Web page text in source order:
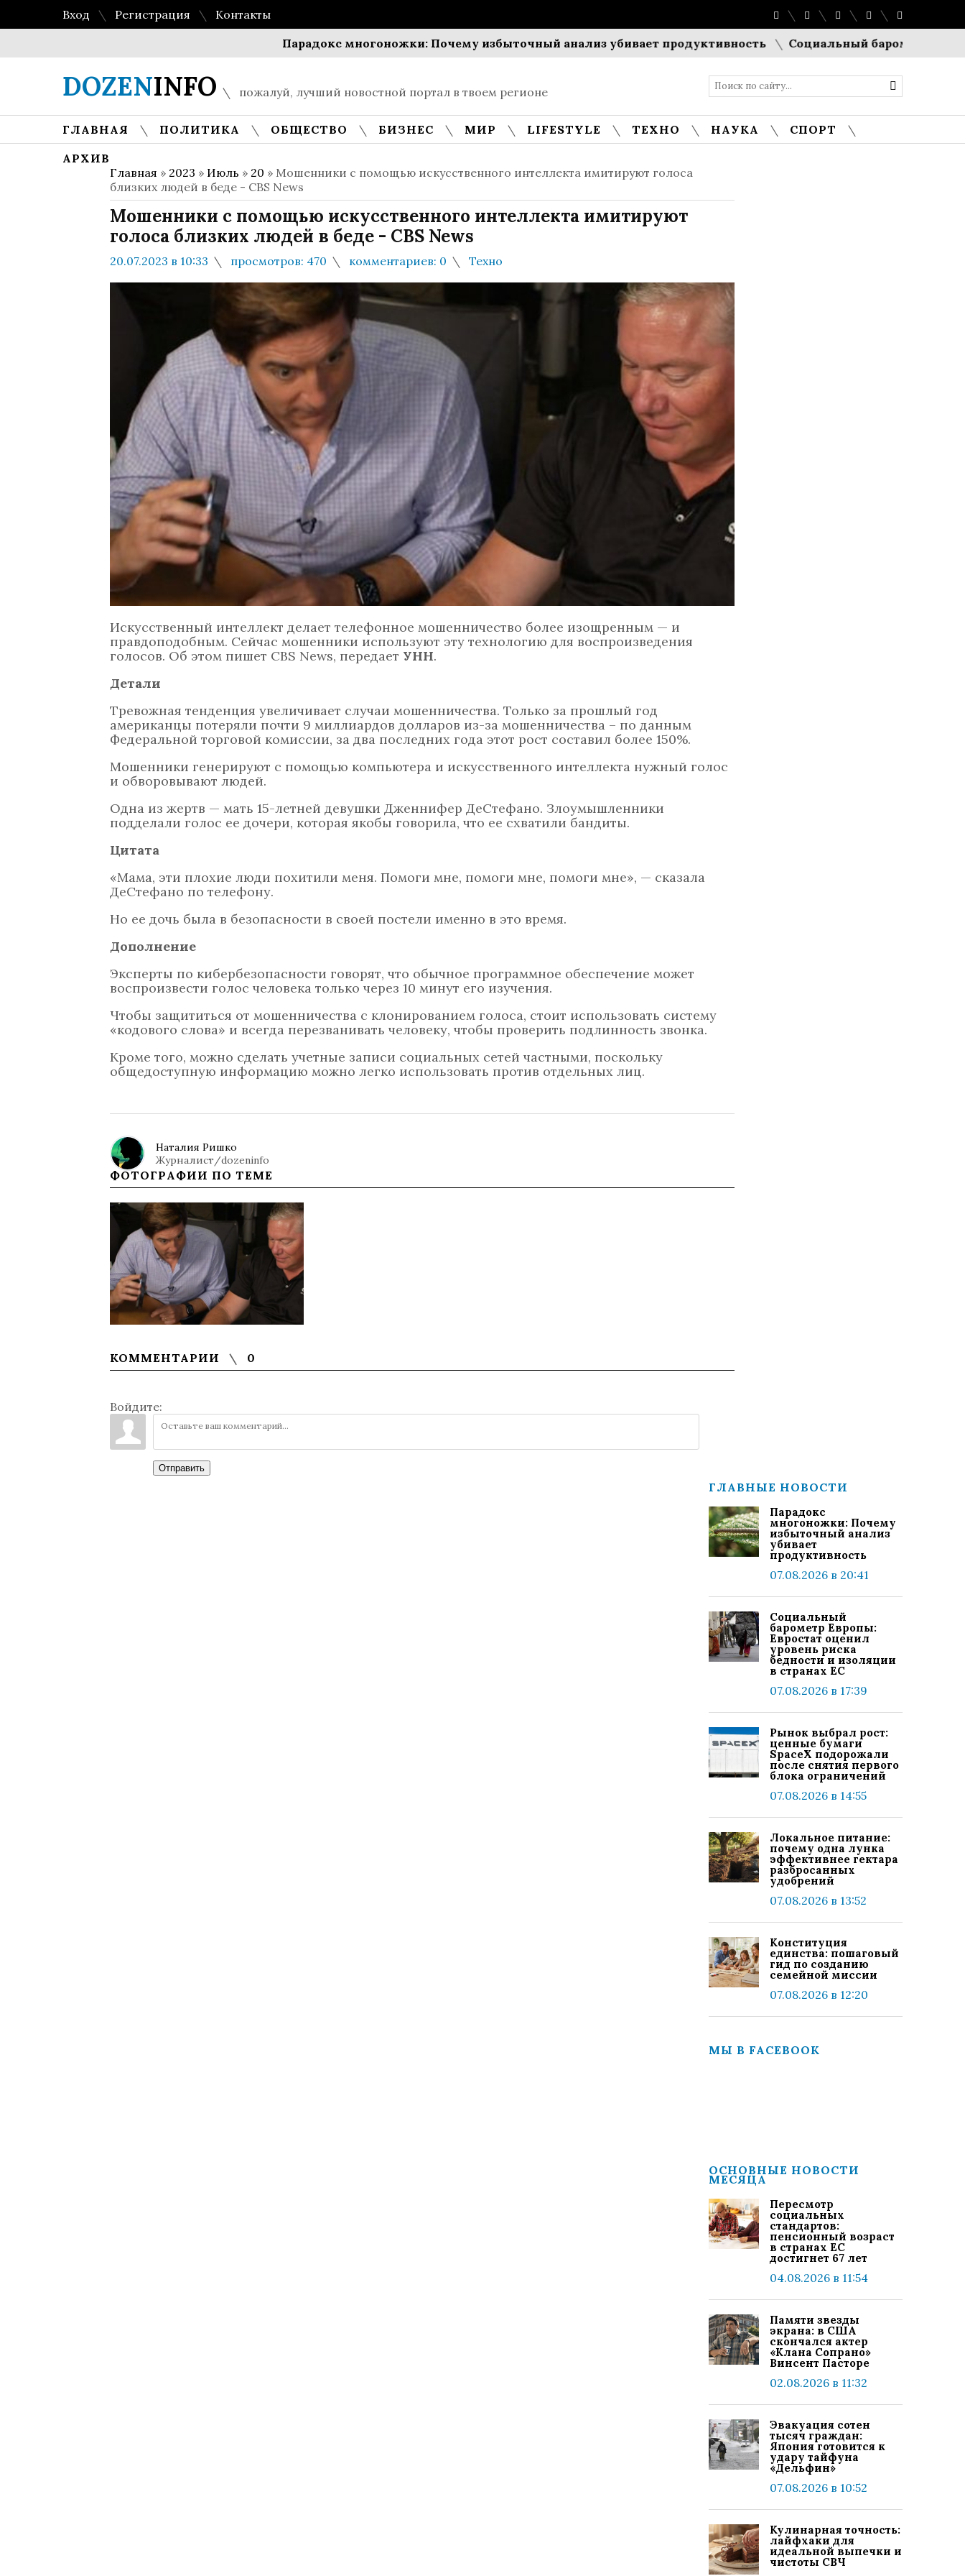
Вход Регистрация
Контакты
Парадокс многоножки: Почему избыточный анализ убивает продуктивность
Социальный барометр Европы:
DOZENINFO пожалуй, лучший новостной портал в твоем регионе
ГЛАВНАЯ ПОЛИТИКА ОБЩЕСТВО БИЗНЕС МИР LIFESTYLE ТЕХНО НАУКА
СПОРТ
АРХИВ
Главная » 2023 » Июль » 20 » Мошенники с помощью искусственного интеллекта имитируют голоса
близких людей в беде - CBS News
Мошенники с помощью искусственного интеллекта имитируют
голоса близких людей в беде - CBS News
20.07.2023 в 10:33 просмотров: 470 комментариев: 0 Техно
Искусственный интеллект делает телефонное мошенничество более изощренным — и
правдоподобным. Сейчас мошенники используют эту технологию для воспроизведения
голосов. Об этом пишет CBS News, передает УНН.
Детали
Тревожная тенденция увеличивает случаи мошенничества. Только за прошлый год
американцы потеряли почти 9 миллиардов долларов из-за мошенничества – по данным
Федеральной торговой комиссии, за два последних года этот рост составил более 150%.
Мошенники генерируют с помощью компьютера и искусственного интеллекта нужный голос
и обворовывают людей.
Одна из жертв — мать 15-летней девушки Дженнифер ДеСтефано. Злоумышленники
подделали голос ее дочери, которая якобы говорила, что ее схватили бандиты.
Цитата
«Мама, эти плохие люди похитили меня. Помоги мне, помоги мне, помоги мне», — сказала
ДеСтефано по телефону.
Но ее дочь была в безопасности в своей постели именно в это время.
Дополнение
Эксперты по кибербезопасности говорят, что обычное программное обеспечение может
воспроизвести голос человека только через 10 минут его изучения.
Чтобы защититься от мошенничества с клонированием голоса, стоит использовать систему
«кодового слова» и всегда перезванивать человеку, чтобы проверить подлинность звонка.
Кроме того, можно сделать учетные записи социальных сетей частными, поскольку
общедоступную информацию можно легко использовать против отдельных лиц.
Наталия Ришко
Журналист/dozeninfo
ФОТОГРАФИИ ПО ТЕМЕ
КОММЕНТАРИИ 0
Войдите:
Отправить
ГЛАВНЫЕ НОВОСТИ
Парадокс
многоножки: Почему
избыточный анализ
убивает
продуктивность
07.08.2026 в 20:41
Социальный
барометр Европы:
Евростат оценил
уровень риска
бедности и изоляции
в странах ЕС
07.08.2026 в 17:39
Рынок выбрал рост:
ценные бумаги
SpaceX подорожали
после снятия первого
блока ограничений
07.08.2026 в 14:55
Локальное питание:
почему одна лунка
эффективнее гектара
разбросанных
удобрений
07.08.2026 в 13:52
Конституция
единства: пошаговый
гид по созданию
семейной миссии
07.08.2026 в 12:20
МЫ В FACEBOOK
ОСНОВНЫЕ НОВОСТИ
МЕСЯЦА
Пересмотр
социальных
стандартов:
пенсионный возраст
в странах ЕС
достигнет 67 лет
04.08.2026 в 11:54
Памяти звезды
экрана: в США
скончался актер
«Клана Сопрано»
Винсент Пасторе
02.08.2026 в 11:32
Эвакуация сотен
тысяч граждан:
Япония готовится к
удару тайфуна
«Дельфин»
07.08.2026 в 10:52
Кулинарная точность:
лайфхаки для
идеальной выпечки и
чистоты СВЧ